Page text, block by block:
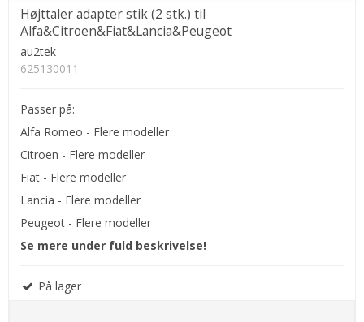
Højttaler adapter stik (2 stk.) til
Alfa&Citroen&Fiat&Lancia&Peugeot
au2tek
625130011
Passer på:
Alfa Romeo - Flere modeller
Citroen - Flere modeller
Fiat - Flere modeller
Lancia - Flere modeller
Peugeot - Flere modeller
Se mere under fuld beskrivelse!
På lager